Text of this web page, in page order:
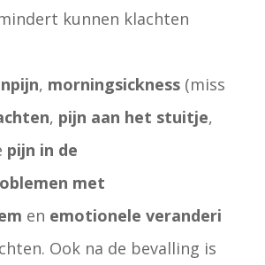
kunnen klachten
, morningsickness (miss
, pijn aan het stuitje,
pijn in de
met
en emotionele veranderi
Ook na de bevalling is